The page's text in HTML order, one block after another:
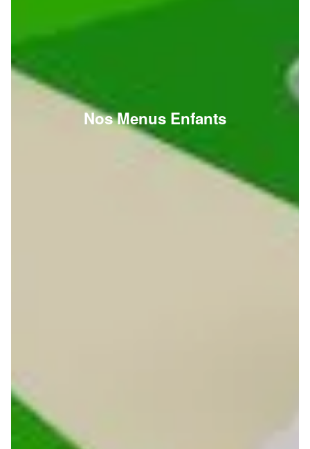
Nos Menus Enfants